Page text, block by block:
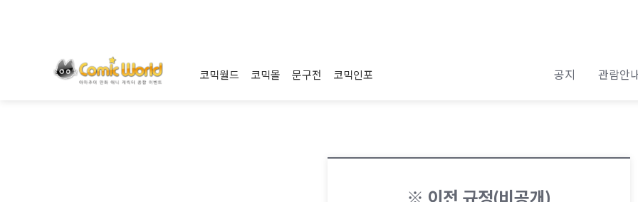
코믹월드 코믹몰 문구전 코믹인포 공지 관람안
※ 이전 규정(비공개)